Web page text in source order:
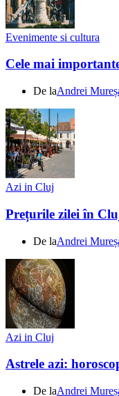
Evenimente si cultura
Cele mai
De laAndrei
Azi in Cluj
Prețurile zilei în
De laAndrei
Azi in Cluj
Astrele azi:
De laAndrei